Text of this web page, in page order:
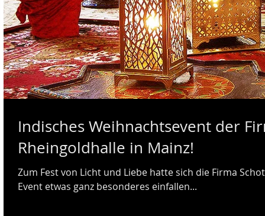
Indisches Weihnachtsevent der
Rheingoldhalle in Mainz!
Zum Fest von Licht und Liebe hatte sich die Firma
Event etwas ganz besonderes einfallen...